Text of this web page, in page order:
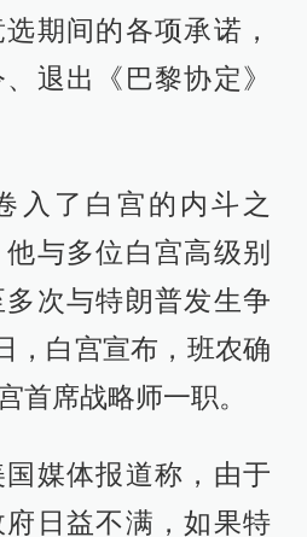
期间的各项承诺，
退出《巴黎协定》
入了白宫的内斗之
与多位白宫高级别
次与特朗普发生争
，白宫宣布，班农确
首席战略师一职。
国媒体报道称，由于
日益不满，如果特